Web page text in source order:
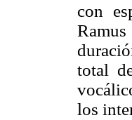
con
total
los